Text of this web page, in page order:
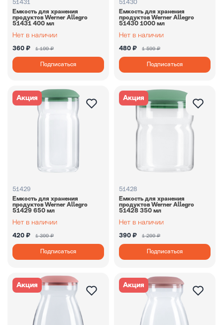
51431
Емкость для хранения
продуктов Werner Allegro
51431 400 мл
360 ₽ 1 199 ₽
Подписаться
51430
Емкость для хранения
продуктов Werner Allegro
51430 1000 мл
480 ₽ 1 599 ₽
Подписаться
Акция
51429
Емкость для хранения
продуктов Werner Allegro
51429 650 мл
420 ₽ 1 399 ₽
Подписаться
Акция
51428
Емкость для хранения
продуктов Werner Allegro
51428 350 мл
390 ₽ 1 299 ₽
Подписаться
Акция Акция